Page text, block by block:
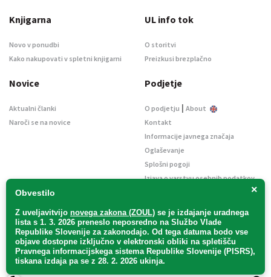
×
Obvestilo
Z uveljavitvijo novega zakona (ZOUL) se je izdajanje uradnega
lista s 1. 3. 2026 preneslo neposredno na Službo Vlade
Republike Slovenije za zakonodajo. Od tega datuma bodo vse
objave dostopne izključno v elektronski obliki na spletišču
Pravnega informacijskega sistema Republike Slovenije (PISRS),
tiskana izdaja pa se z 28. 2. 2026 ukinja.
Knjigarna
Novo v ponudbi
Kako nakupovati v spletni knjigarni
UL info tok
O storitvi
Preizkusi brezplačno
Novice
Aktualni članki
Naroči se na novice
Podjetje
O podjetju | About
Kontakt
Informacije javnega značaja
Oglaševanje
Splošni pogoji
Izjava o varstvu osebnih podatkov
Uradni list d. o. o. – v likvidaciji / Vse pravice pridržane.